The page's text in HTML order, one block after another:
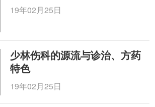
19年02月25日
少林伤科的源流与诊治、方药
特色
19年02月25日